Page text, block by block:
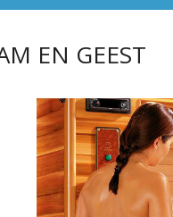
EN GEEST